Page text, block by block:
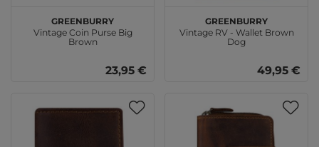
GREENBURRY
Vintage Coin Purse Big
Brown
23,95 €
GREENBURRY
Vintage RV - Wallet Brown
Dog
49,95 €